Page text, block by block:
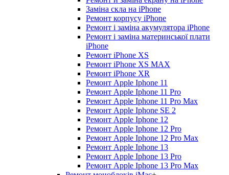
Заміна скла на iPhone
Ремонт корпусу iPhone
Ремонт і заміна акумулятора iPhone
Ремонт і заміна материнської плати
iPhone
Ремонт iPhone XS
Ремонт iPhone XS MAX
Ремонт iPhone XR
Ремонт Apple Iphone 11
Ремонт Apple Iphone 11 Pro
Ремонт Apple Iphone 11 Pro Max
Ремонт Apple Iphone SE 2
Ремонт Apple Iphone 12
Ремонт Apple Iphone 12 Pro
Ремонт Apple Iphone 12 Pro Max
Ремонт Apple Iphone 13
Ремонт Apple Iphone 13 Pro
Ремонт Apple Iphone 13 Pro Max